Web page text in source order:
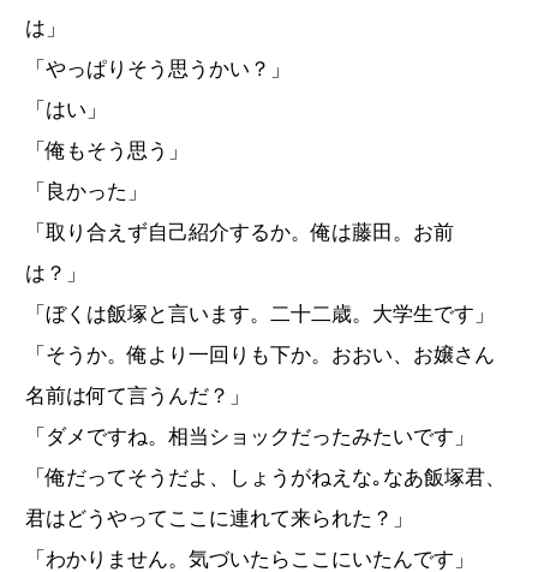
は」
「やっぱりそう思うかい？」
「はい」
「俺もそう思う」
「良かった」
「取り合えず自己紹介するか。俺は藤田。お前
は？」
「ぼくは飯塚と言います。二十二歳。大学生です」
「そうか。俺より一回りも下か。おおい、お嬢さん
名前は何て言うんだ？」
「ダメですね。相当ショックだったみたいです」
「俺だってそうだよ、しょうがねえな｡なあ飯塚君、
君はどうやってここに連れて来られた？」
「わかりません。気づいたらここにいたんです」